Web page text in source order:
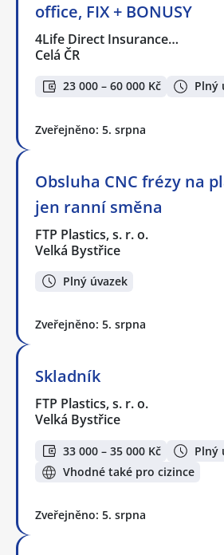
office, FIX + BONUSY
4Life Direct Insurance…
Celá ČR
23 000 – 60 000 Kč Plný
Zveřejněno: 5. srpna
Obsluha CNC frézy na
jen ranní směna
FTP Plastics, s. r. o.
Velká Bystřice
Plný úvazek
Zveřejněno: 5. srpna
Skladník
FTP Plastics, s. r. o.
Velká Bystřice
33 000 – 35 000 Kč
Plný
Vhodné také pro cizince
Zveřejněno: 5. srpna